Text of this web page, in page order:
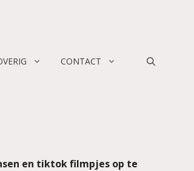
CONTACT
en tiktok filmpjes op te